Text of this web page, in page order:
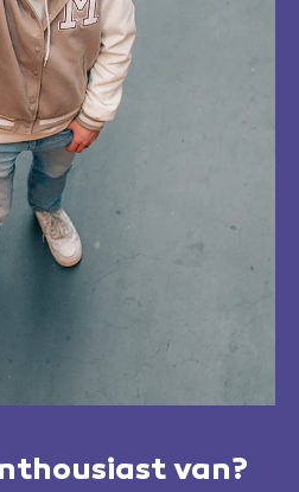
van?